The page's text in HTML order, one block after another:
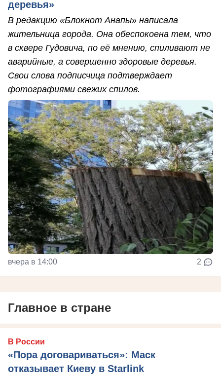
деревья»
В редакцию «Блокнот Анапы» написала
жительница города. Она обеспокоена тем, что
в сквере Гудовича, по её мнению, спиливают не
аварийные, а совершенно здоровые деревья.
Свои слова подписчица подтверждает
фотографиями свежих спилов.
вчера в 14:00 2
Главное в стране
В России
«Пора договариваться»: Маск
отказывает Киеву в Starlink